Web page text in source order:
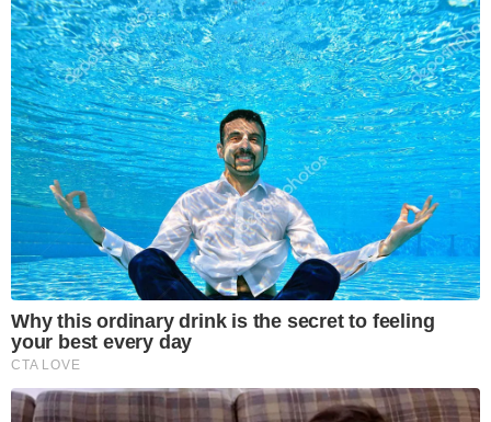
Why this ordinary drink is the secret to feeling
your best every day
CTA LOVE